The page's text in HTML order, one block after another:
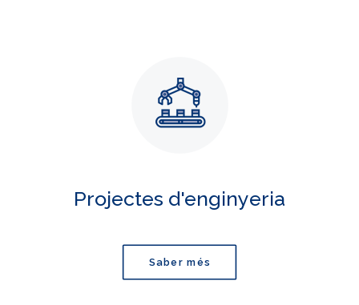
Projectes d'enginyeria
Saber més